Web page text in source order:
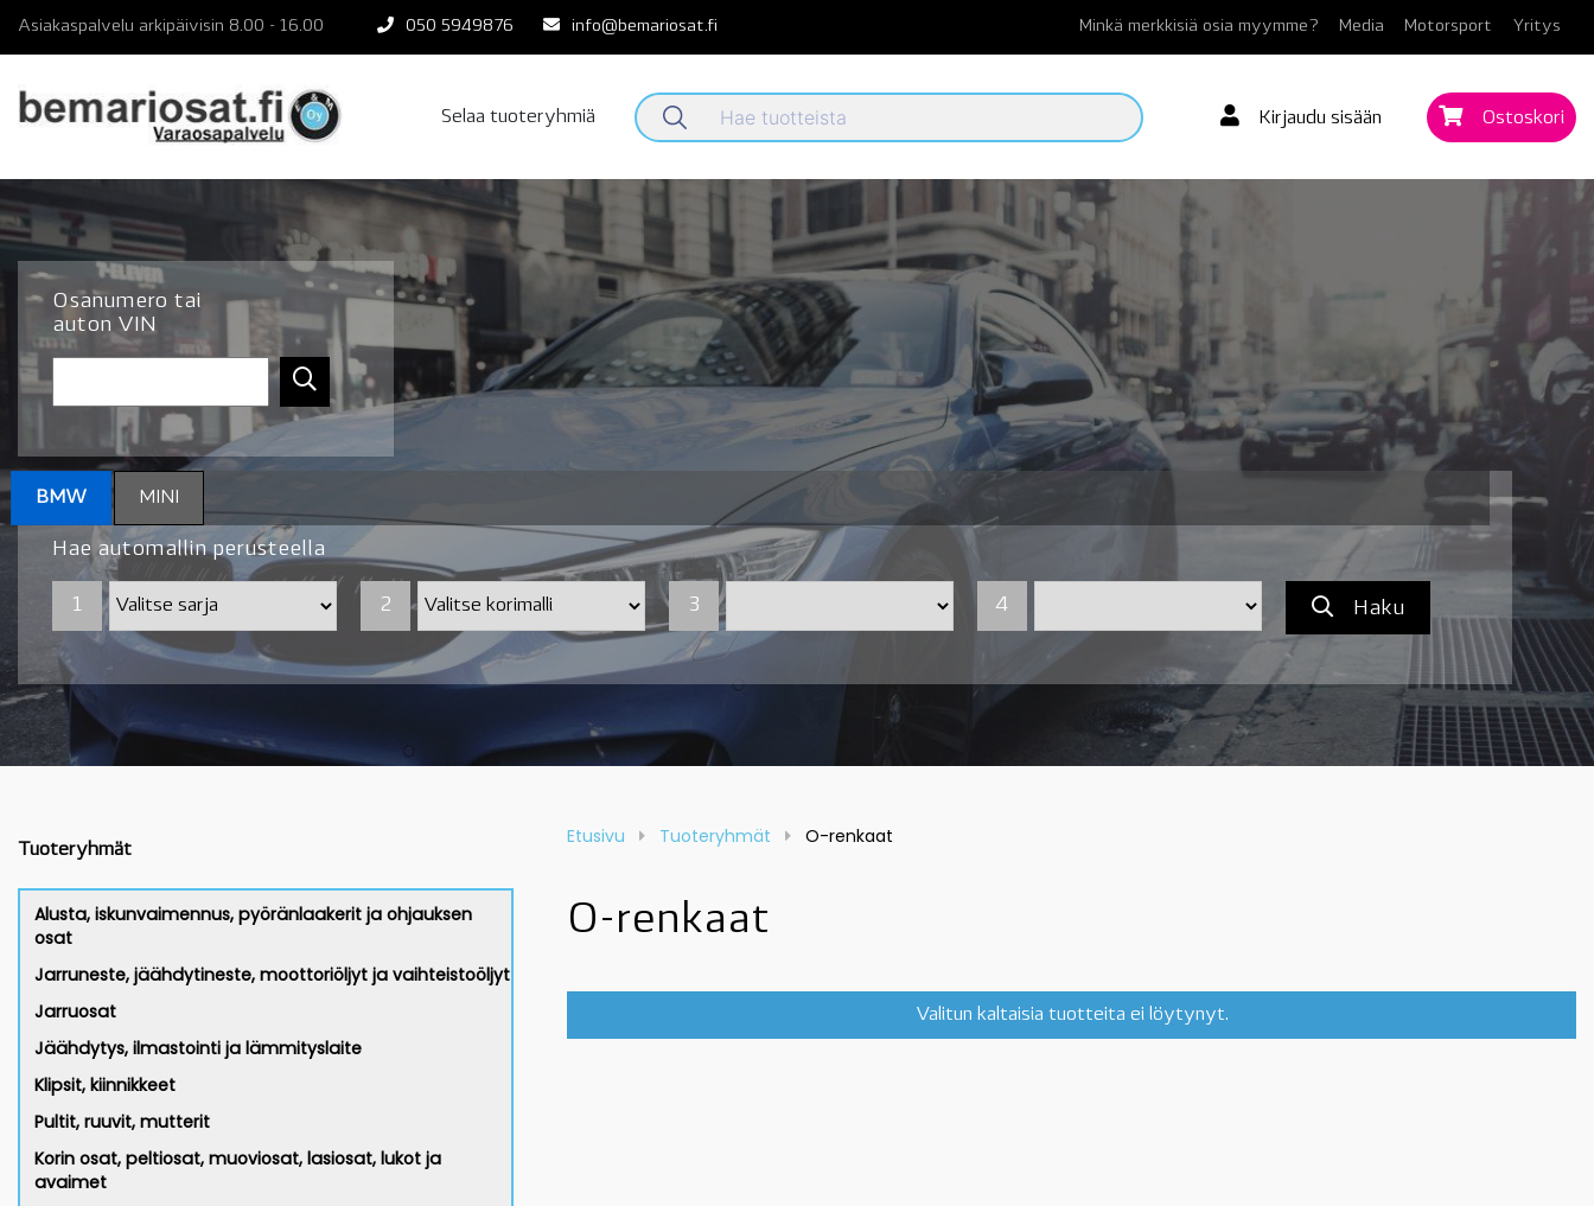
content
Asiakaspalvelu arkipäivisin 8.00 - 16.00 050 5949876 info@bemariosat.fi Minkä merkkisiä osia myymme? Media Motorsport Yritys
Selaa tuoteryhmiä Kirjaudu sisään Ostoskori
Osanumero tai
auton VIN
BMW MINI
Hae automallin perusteella
1
1 2
2 3 4 Haku
Tuoteryhmät
Alusta, iskunvaimennus, pyöränlaakerit ja ohjauksen
osat
Jarruneste, jäähdytineste, moottoriöljyt ja vaihteistoöljyt
Jarruosat
Jäähdytys, ilmastointi ja lämmityslaite
Klipsit, kiinnikkeet
Pultit, ruuvit, mutterit
Korin osat, peltiosat, muoviosat, lasiosat, lukot ja
avaimet
Etusivu Tuoteryhmät O-renkaat
O-renkaat
Valitun kaltaisia tuotteita ei löytynyt.